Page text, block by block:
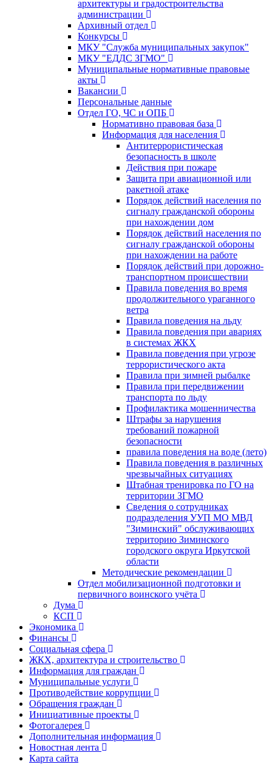
архитектуры и градостроительства
администрации
Архивный отдел
Конкурсы
МКУ "Служба муниципальных закупок"
МКУ "ЕДДС ЗГМО"
Муниципальные нормативные правовые
акты
Вакансии
Персональные данные
Отдел ГО, ЧС и ОПБ
Нормативно правовая база
Информация для населения
Антитеррористическая
безопасность в школе
Действия при пожаре
Защита при авиационной или
ракетной атаке
Порядок действий населения по
сигналу гражданской обороны
при нахождении дом
Порядок действий населения по
сигналу гражданской обороны
при нахождении на работе
Порядок действий при дорожно-
транспортном происшествии
Правила поведения во время
продолжительного ураганного
ветра
Правила поведения на льду
Правила поведения при авариях
в системах ЖКХ
Правила поведения при угрозе
террористического акта
Правила при зимней рыбалке
Правила при передвижении
транспорта по льду
Профилактика мошенничества
Штрафы за нарушения
требований пожарной
безопасности
правила поведения на воде (лето)
Правила поведения в различных
чрезвычайных ситуациях
Штабная тренировка по ГО на
территории ЗГМО
Сведения о сотрудниках
подразделения УУП МО МВД
"Зиминский" обслуживающих
территорию Зиминского
городского округа Иркутской
области
Методические рекомендации
Отдел мобилизационной подготовки и
первичного воинского учёта
Дума
КСП
Экономика
Финансы
Социальная сфера
ЖКХ, архитектура и строительство
Информация для граждан
Муниципальные услуги
Противодействие коррупции
Обращения граждан
Инициативные проекты
Фотогалерея
Дополнительная информация
Новостная лента
Карта сайта